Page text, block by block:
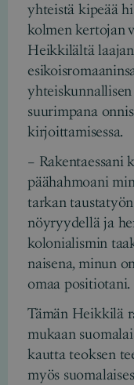
yhteistä kipeää
kolmen kertojan
Heikkilältä
suurimpana
kirjoittamisessa.
– Rakentaessani
päähahmoani
tarkan
nöyryydellä ja
kolonialismin
naisena, minun
omaa positiotani.
Tämän Heikkilä
mukaan
kautta teoksen
myös